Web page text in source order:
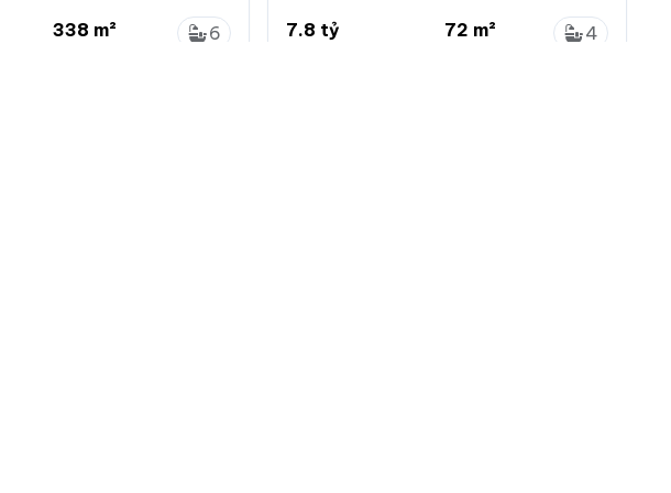
338 m²
6
7.8 tỷ
72 m²
4